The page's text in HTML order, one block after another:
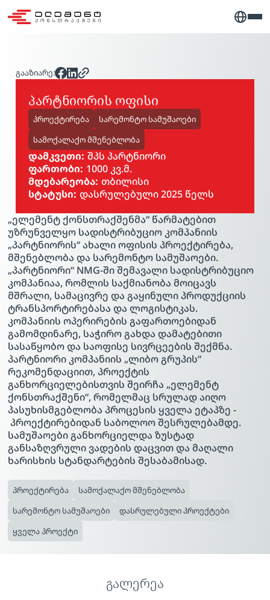
გააზიარე:
პარტნიორის ოფისი
პროექტირება
სარემონტო სამუშაოები
სამოქალაქო მშენებლობა
დამკვეთი: შპს პარტნიორი
ფართობი: 1000 კვ.მ.
მდებარეობა: თბილისი
სტატუსი: დასრულებული 2025 წელს
„ელემენტ ქონსთრაქშენმა“ წარმატებით
უზრუნველყო სადისტრიბუციო კომპანიის
„პარტნიორის“ ახალი ოფისის პროექტირება,
მშენებლობა და სარემონტო სამუშაოები.
„პარტნიორი“ NMG-ში შემავალი სადისტრიბუციო
კომპანიაა, რომლის საქმიანობა მოიცავს
მშრალი, სამაცივრე და გაყინული პროდუქციის
ტრანსპორტირებასა და ლოგისტიკას.
კომპანიის ოპერირების გაფართოებიდან
გამომდინარე, საჭირო გახდა დამატებითი
სასაწყობო და საოფისე სივრცეების შექმნა.
პარტნიორი კომპანიის „ლიბო გრუპის“
რეკომენდაციით, პროექტის
განხორციელებისთვის შეირჩა „ელემენტ
ქონსთრაქშენი“, რომელმაც სრულად აიღო
პასუხისმგებლობა პროცესის ყველა ეტაპზე -
პროექტირებიდან საბოლოო შესრულებამდე.
სამუშაოები განხორციელდა ზუსტად
განსაზღვრული ვადების დაცვით და მაღალი
ხარისხის სტანდარტების შესაბამისად.
პროექტირება
სამოქალაქო მშენებლობა
სარემონტო სამუშაოები
დასრულებული პროექტები
ყველა პროექტი
გალერეა